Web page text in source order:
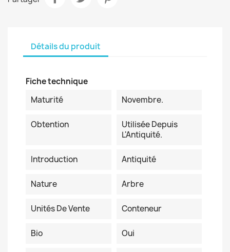
Détails du produit
Fiche technique
Maturité
Novembre.
Obtention
Utilisée Depuis
L'Antiquité.
Introduction Antiquité
Nature Arbre
Unités De Vente Conteneur
Bio Oui